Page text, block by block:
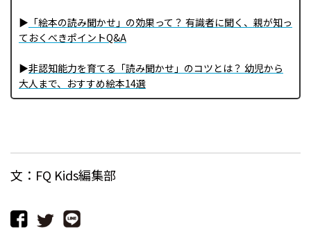
▶ 「絵本の読み聞かせ」の効果って？ 有識者に聞く、親が知っ
ておくべきポイントQ&A
▶非認知能力を育てる「読み聞かせ」のコツとは？ 幼児から
大人まで、おすすめ絵本14選
文：FQ Kids編集部